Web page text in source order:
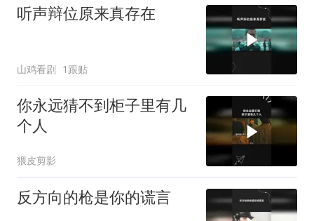
听声辩位原来真存在
山鸡看剧 1跟贴
你永远猜不到柜子里有几
个人
猥皮剪影
反方向的枪是你的谎言